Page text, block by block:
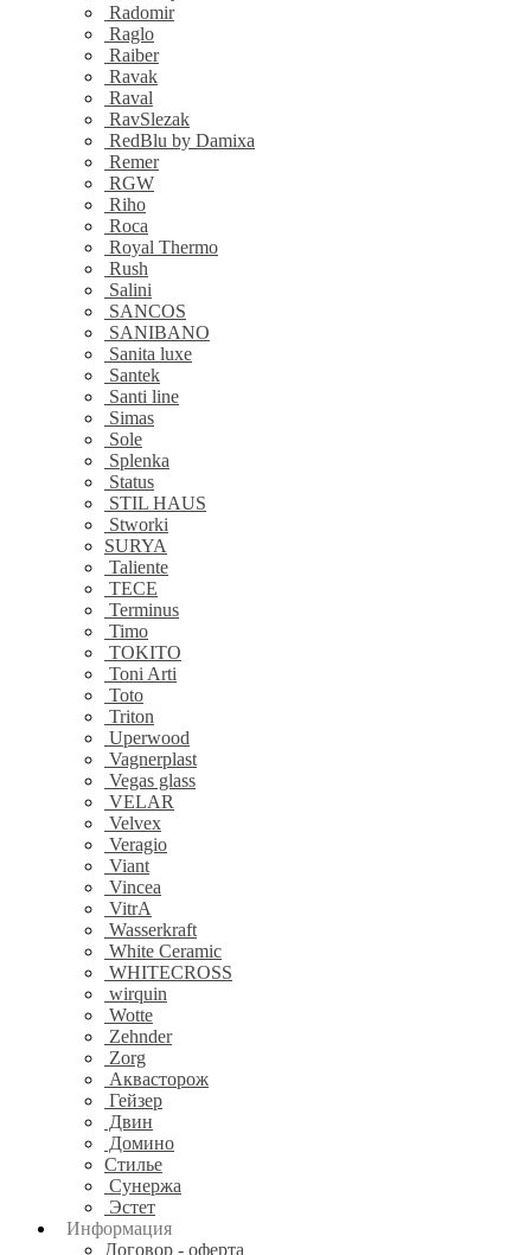
Radomir
Raglo
Raiber
Ravak
Raval
RavSlezak
RedBlu by Damixa
Remer
RGW
Riho
Roca
Royal Thermo
Rush
Salini
SANCOS
SANIBANO
Sanita luxe
Santek
Santi line
Simas
Sole
Splenka
Status
STIL HAUS
Stworki
SURYA
Taliente
TECE
Terminus
Timo
TOKITO
Toni Arti
Toto
Triton
Uperwood
Vagnerplast
Vegas glass
VELAR
Velvex
Veragio
Viant
Vincea
VitrA
Wasserkraft
White Ceramic
WHITECROSS
wirquin
Wotte
Zehnder
Zorg
Аквасторож
Гейзер
Двин
Домино
Стилье
Сунержа
Эстет
Информация
Договор - оферта